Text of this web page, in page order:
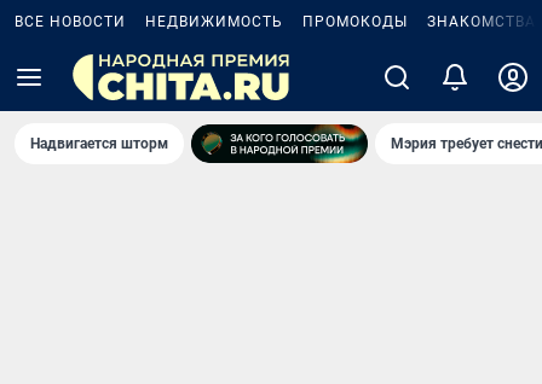
ВСЕ НОВОСТИ НЕДВИЖИМОСТЬ ПРОМОКОДЫ ЗНАКОМСТВА
Надвигается шторм Мэрия требует